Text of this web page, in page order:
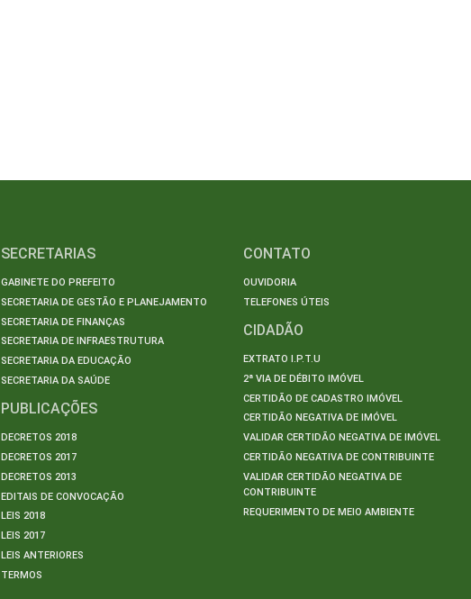
SECRETARIAS
GABINETE DO PREFEITO
SECRETARIA DE GESTÃO E PLANEJAMENTO
SECRETARIA DE FINANÇAS
SECRETARIA DE INFRAESTRUTURA
SECRETARIA DA EDUCAÇÃO
SECRETARIA DA SAÚDE
PUBLICAÇÕES
DECRETOS 2018
DECRETOS 2017
DECRETOS 2013
EDITAIS DE CONVOCAÇÃO
LEIS 2018
LEIS 2017
LEIS ANTERIORES
TERMOS
CONTATO
OUVIDORIA
TELEFONES ÚTEIS
CIDADÃO
EXTRATO I.P.T.U
2ª VIA DE DÉBITO IMÓVEL
CERTIDÃO DE CADASTRO IMÓVEL
CERTIDÃO NEGATIVA DE IMÓVEL
VALIDAR CERTIDÃO NEGATIVA DE IMÓVEL
CERTIDÃO NEGATIVA DE CONTRIBUINTE
VALIDAR CERTIDÃO NEGATIVA DE
CONTRIBUINTE
REQUERIMENTO DE MEIO AMBIENTE